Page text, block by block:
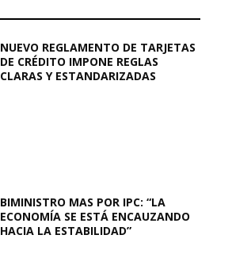
NUEVO REGLAMENTO DE TARJETAS
DE CRÉDITO IMPONE REGLAS
CLARAS Y ESTANDARIZADAS
BIMINISTRO MAS POR IPC: “LA
ECONOMÍA SE ESTÁ ENCAUZANDO
HACIA LA ESTABILIDAD”